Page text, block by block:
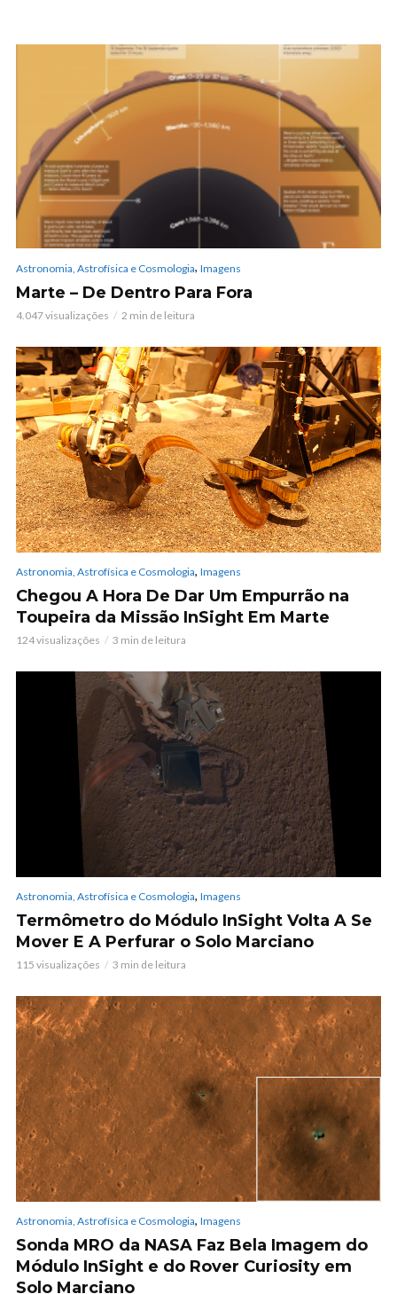
Astronomia, Astrofísica e Cosmologia, Imagens
Marte – De Dentro Para Fora
4.047 visualizações 2 min de leitura
Astronomia, Astrofísica e Cosmologia, Imagens
Chegou A Hora De Dar Um Empurrão na
Toupeira da Missão InSight Em Marte
124 visualizações 3 min de leitura
Astronomia, Astrofísica e Cosmologia, Imagens
Termômetro do Módulo InSight Volta A Se
Mover E A Perfurar o Solo Marciano
115 visualizações 3 min de leitura
Astronomia, Astrofísica e Cosmologia, Imagens
Sonda MRO da NASA Faz Bela Imagem do
Módulo InSight e do Rover Curiosity em
Solo Marciano